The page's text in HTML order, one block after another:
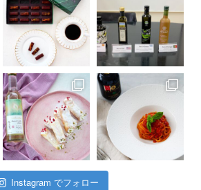
Instagram でフォロー